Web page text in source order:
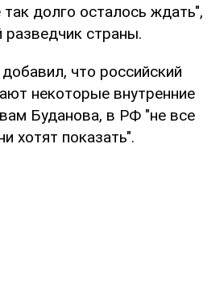
долго осталось ждать",
разведчик страны.
что российский
некоторые внутренние
Буданова, в РФ "не все
хотят показать".